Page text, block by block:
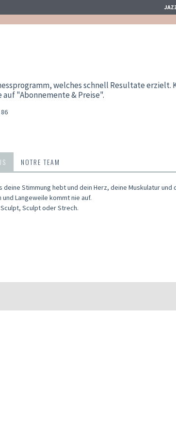
welches schnell Resultate erzielt.
"Abonnemente & Preise".
NOTRE TEAM
Stimmung hebt und dein Herz, deine Muskulatur
Langeweile kommt nie auf.
Sculpt oder Strech.